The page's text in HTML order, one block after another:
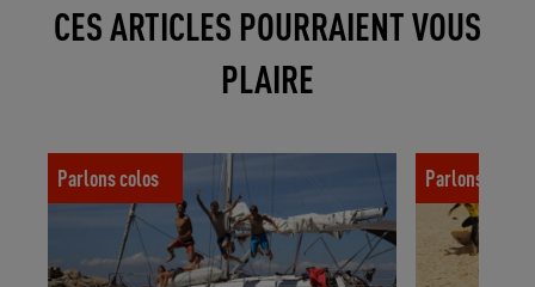
CES ARTICLES POURRAIENT VOUS
PLAIRE
Qu’est-ce qu'une colo croisière ?
Parlons colos
Comment
vacances
Parlons colos